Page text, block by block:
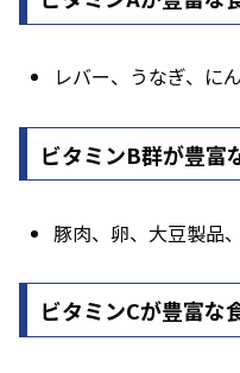
レバー、うなぎ、に
ビタミンB群が豊富
豚肉、卵、大豆製品
ビタミンCが豊富な